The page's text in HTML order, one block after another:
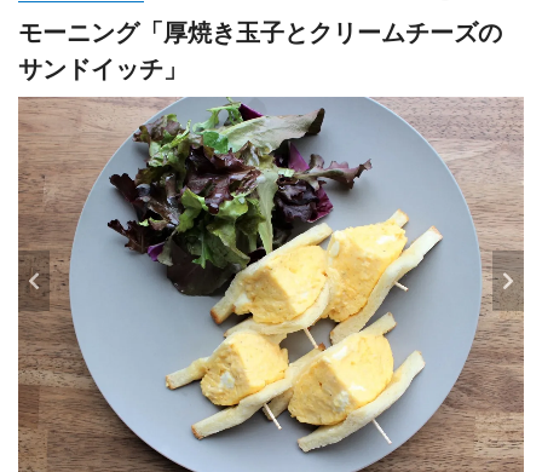
モーニング「厚焼き玉子とクリームチーズの
サンドイッチ」